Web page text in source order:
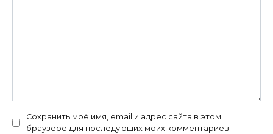
Сохранить моё имя, email и адрес сайта в этом
браузере для последующих моих комментариев.